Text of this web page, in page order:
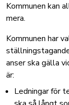
Kommunen kan
mera.
Kommunen har
anser ska gälla
är:
Ledningar för